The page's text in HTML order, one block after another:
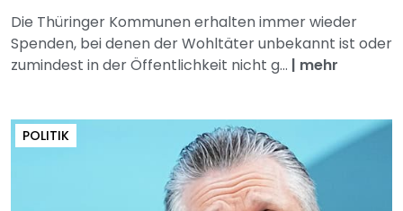
Die Thüringer Kommunen erhalten immer wieder
Spenden, bei denen der Wohltäter unbekannt ist oder
zumindest in der Öffentlichkeit nicht g... | mehr
POLITIK